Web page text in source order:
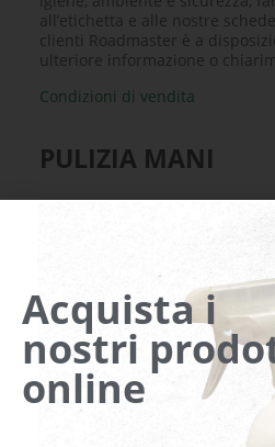
all’etichetta e alle nostre
clienti Roadmaster è a
ulteriore informazione o
Condizioni di vendita
PULIZIA MANI
Acquista i
nostri
online